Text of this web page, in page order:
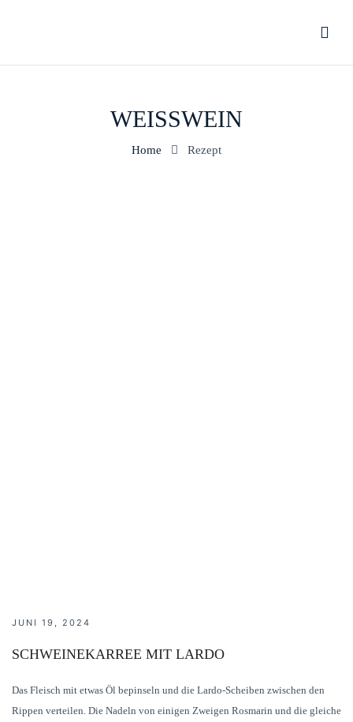
WEISSWEIN
Home Rezept
JUNI 19, 2024
SCHWEINEKARREE MIT LARDO
Das Fleisch mit etwas Öl bepinseln und die Lardo-Scheiben zwischen den
Rippen verteilen. Die Nadeln von einigen Zweigen Rosmarin und die gleiche